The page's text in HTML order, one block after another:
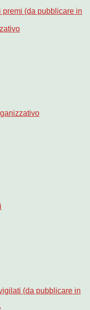
premi (da pubblicare in
(da pubblicare in